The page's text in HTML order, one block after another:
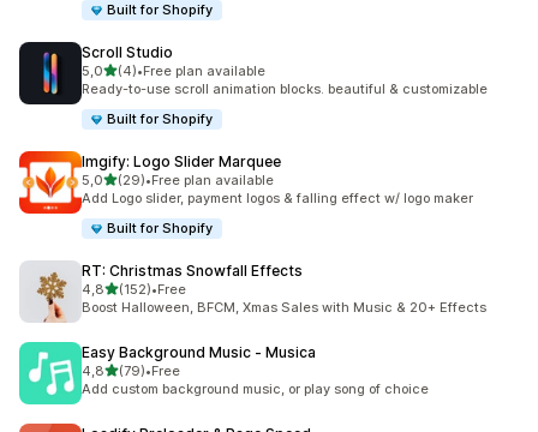
Built for Shopify
Scroll Studio
5,0av 5 stjerner
(4)
Totalt 4 omtaler
•Free plan available
Ready-to-use scroll animation blocks. beautiful & customizable
Built for Shopify
Imgify: Logo Slider Marquee
5,0av 5 stjerner
(29)
Totalt 29 omtaler
•Free plan available
Add Logo slider, payment logos & falling effect w/ logo maker
Built for Shopify
RT: Christmas Snowfall Effects
4,8av 5 stjerner
(152)
Totalt 152 omtaler
•Free
Boost Halloween, BFCM, Xmas Sales with Music & 20+ Effects
Easy Background Music ‑ Musica
4,8av 5 stjerner
(79)
Totalt 79 omtaler
•Free
Add custom background music, or play song of choice